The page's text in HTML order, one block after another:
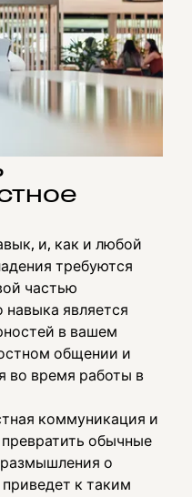
и, как и любой
требуются
частью
навыка является
в вашем
общении и
во время работы в
коммуникация и
обычные
о
к таким